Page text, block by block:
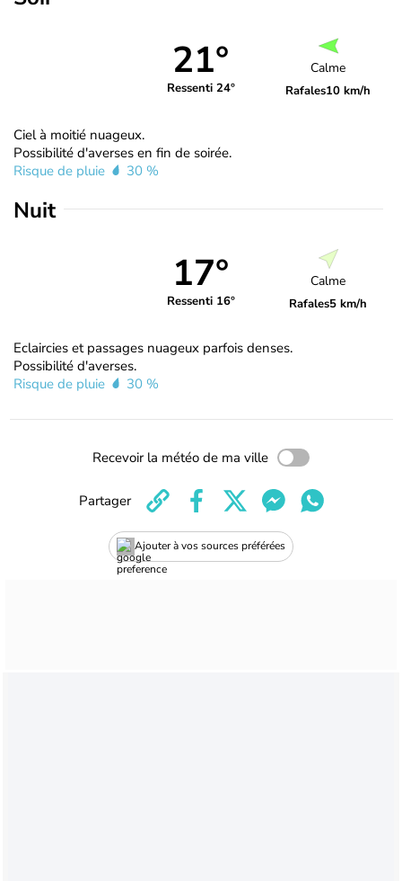
21°
Ressenti 24°
Calme
Rafales10 km/h
Ciel à moitié nuageux.
Possibilité d'averses en fin de soirée.
Risque de pluie
30 %
Nuit
17°
Ressenti 16°
Calme
Rafales5 km/h
Eclaircies et passages nuageux parfois denses.
Possibilité d'averses.
Risque de pluie
30 %
Recevoir la météo de ma ville
Ajouter à vos sources préférées
Partager